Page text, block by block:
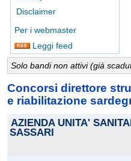
Disclaimer
Per i webmaster
Leggi feed
Solo bandi non attivi (già
Concorsi direttore
e riabilitazione
AZIENDA UNITA'
SASSARI